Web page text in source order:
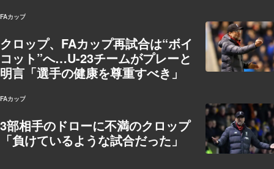
FAカップ
クロップ、FAカップ再試合は“ボイ
コット”へ…U-23チームがプレーと
明言「選手の健康を尊重すべき」
FAカップ
3部相手のドローに不満のクロップ
「負けているような試合だった」